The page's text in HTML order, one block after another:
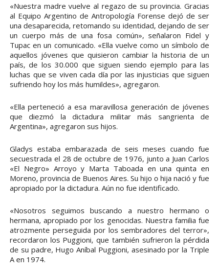
«Nuestra madre vuelve al regazo de su provincia. Gracias
al Equipo Argentino de Antropología Forense dejó de ser
una desaparecida, retomando su identidad, dejando de ser
un cuerpo más de una fosa común», señalaron Fidel y
Tupac en un comunicado. «Ella vuelve como un símbolo de
aquellos jóvenes que quisieron cambiar la historia de un
país, de los 30.000 que siguen siendo ejemplo para las
luchas que se viven cada día por las injusticias que siguen
sufriendo hoy los más humildes», agregaron.
«Ella perteneció a esa maravillosa generación de jóvenes
que diezmó la dictadura militar más sangrienta de
Argentina», agregaron sus hijos.
Gladys estaba embarazada de seis meses cuando fue
secuestrada el 28 de octubre de 1976, junto a Juan Carlos
«El Negro» Arroyo y Marta Taboada en una quinta en
Moreno, provincia de Buenos Aires. Su hijo o hija nació y fue
apropiado por la dictadura. Aún no fue identificado.
«Nosotros seguimos buscando a nuestro hermano o
hermana, apropiado por los genocidas. Nuestra familia fue
atrozmente perseguida por los sembradores del terror»,
recordaron los Puggioni, que también sufrieron la pérdida
de su padre, Hugo Aníbal Puggioni, asesinado por la Triple
A en 1974.